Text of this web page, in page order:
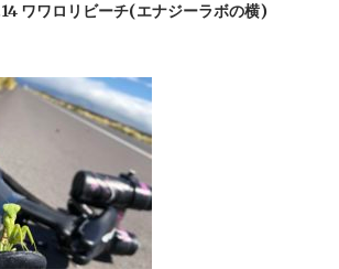
ワワロリビーチ(エナジーラボの横)